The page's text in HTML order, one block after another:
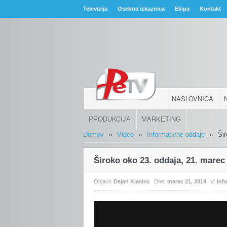
Televizija Osebna izkaznica Ekipa Kontakt
NASLOVNICA
PRODUKCIJA MARKETING
Domov » Video » Informativne oddaje »
Široko oko 23. oddaja, 21. marec
Objavil:Dejan Klasinc Dne:marec 21, 2014 V: